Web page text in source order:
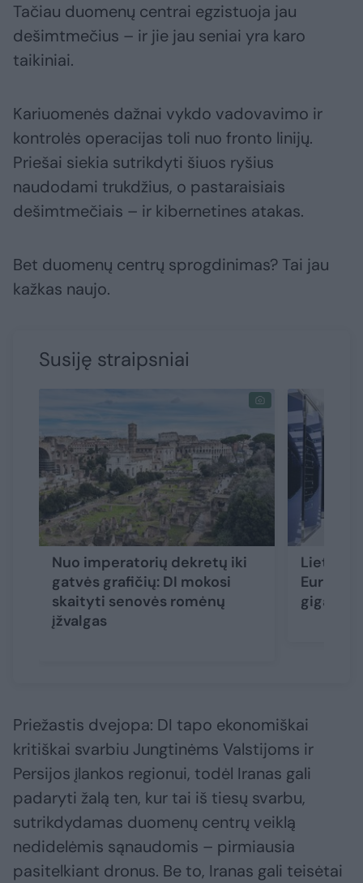
Tačiau duomenų centrai egzistuoja jau
dešimtmečius – ir jie jau seniai yra karo
taikiniai.
Kariuomenės dažnai vykdo vadovavimo ir
kontrolės operacijas toli nuo fronto linijų.
Priešai siekia sutrikdyti šiuos ryšius
naudodami trukdžius, o pastaraisiais
dešimtmečiais – ir kibernetines atakas.
Bet duomenų centrų sprogdinimas? Tai jau
kažkas naujo.
Susiję straipsniai
Nuo imperatorių dekretų iki
gatvės grafičių: DI mokosi
skaityti senovės romėnų
įžvalgas
Lietuva
Priežastis dvejopa: DI tapo ekonomiškai
kritiškai svarbiu Jungtinėms Valstijoms ir
Persijos įlankos regionui, todėl Iranas gali
padaryti žalą ten, kur tai iš tiesų svarbu,
sutrikdydamas duomenų centrų veiklą
nedidelėmis sąnaudomis – pirmiausia
pasitelkiant dronus. Be to, Iranas gali teisėtai